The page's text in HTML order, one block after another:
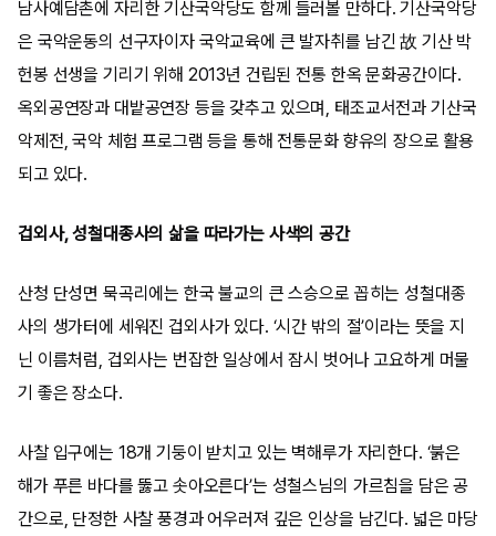
남사예담촌에 자리한 기산국악당도 함께 들러볼 만하다. 기산국악당
은 국악운동의 선구자이자 국악교육에 큰 발자취를 남긴 故 기산 박
헌봉 선생을 기리기 위해 2013년 건립된 전통 한옥 문화공간이다.
옥외공연장과 대밭공연장 등을 갖추고 있으며, 태조교서전과 기산국
악제전, 국악 체험 프로그램 등을 통해 전통문화 향유의 장으로 활용
되고 있다.
겁외사, 성철대종사의 삶을 따라가는 사색의 공간
산청 단성면 묵곡리에는 한국 불교의 큰 스승으로 꼽히는 성철대종
사의 생가터에 세워진 겁외사가 있다. ‘시간 밖의 절’이라는 뜻을 지
닌 이름처럼, 겁외사는 번잡한 일상에서 잠시 벗어나 고요하게 머물
기 좋은 장소다.
사찰 입구에는 18개 기둥이 받치고 있는 벽해루가 자리한다. ‘붉은
해가 푸른 바다를 뚫고 솟아오른다’는 성철스님의 가르침을 담은 공
간으로, 단정한 사찰 풍경과 어우러져 깊은 인상을 남긴다. 넓은 마당